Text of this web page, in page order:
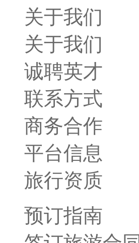
关于我们
关于我们
诚聘英才
联系方式
商务合作
平台信息
旅行资质
预订指南